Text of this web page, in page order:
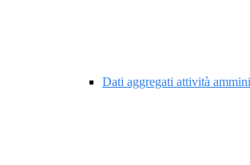
Dati aggregati attività